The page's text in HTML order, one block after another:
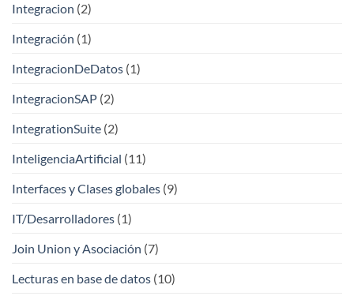
Integracion (2)
Integración (1)
IntegracionDeDatos (1)
IntegracionSAP (2)
IntegrationSuite (2)
InteligenciaArtificial (11)
Interfaces y Clases globales (9)
IT/Desarrolladores (1)
Join Union y Asociación (7)
Lecturas en base de datos (10)